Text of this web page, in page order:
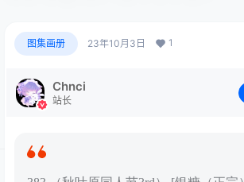
图集画册 23年10月3日 1
Chnci
站长